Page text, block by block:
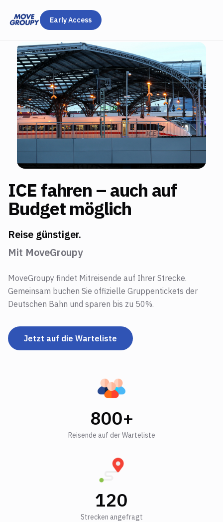
Early Access
ICE fahren – auch auf
Budget möglich
Reise günstiger.
Mit MoveGroupy
MoveGroupy findet Mitreisende auf Ihrer Strecke.
Gemeinsam buchen Sie offizielle Gruppentickets der
Deutschen Bahn und sparen bis zu 50%.
Jetzt auf die Warteliste
800+
Reisende auf der Warteliste
120
Strecken angefragt